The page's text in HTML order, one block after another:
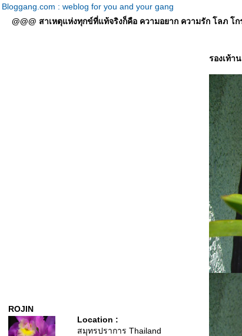
Bloggang.com : weblog for you and your gang
@@@ สาเหตุแห่งทุกข์ที่แท้จริงก็คือ ความอยาก ความรัก โลภ
ROJIN
Location :
สมุทรปราการ Thailand
รองเท้า